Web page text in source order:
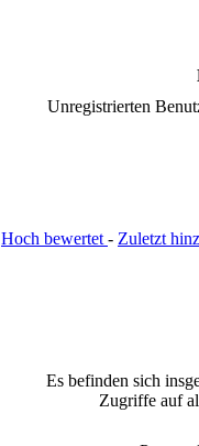
Unregistrierten
Hoch bewertet - Zuletzt
Es befinden sich
Zugriffe auf